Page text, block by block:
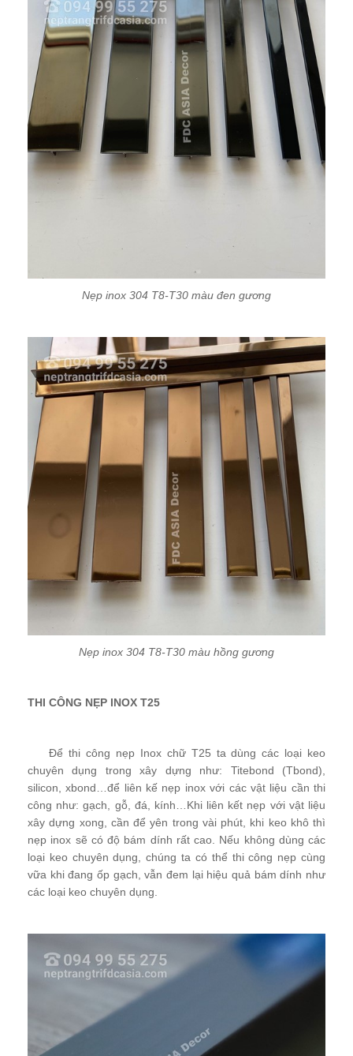
Nẹp inox 304 T8-T30 màu đen gương
Nẹp inox 304 T8-T30 màu hồng gương
THI CÔNG NẸP INOX T25
Để thi công nẹp Inox chữ T25 ta dùng các loại keo
chuyên dụng trong xây dựng như: Titebond (Tbond),
silicon, xbond…để liên kế nẹp inox với các vật liệu cần thi
công như: gạch, gỗ, đá, kính…Khi liên kết nẹp với vật liệu
xây dựng xong, cần để yên trong vài phút, khi keo khô thì
nẹp inox sẽ có độ bám dính rất cao. Nếu không dùng các
loại keo chuyên dụng, chúng ta có thể thi công nẹp cùng
vữa khi đang ốp gạch, vẫn đem lại hiệu quả bám dính như
các loại keo chuyên dụng.